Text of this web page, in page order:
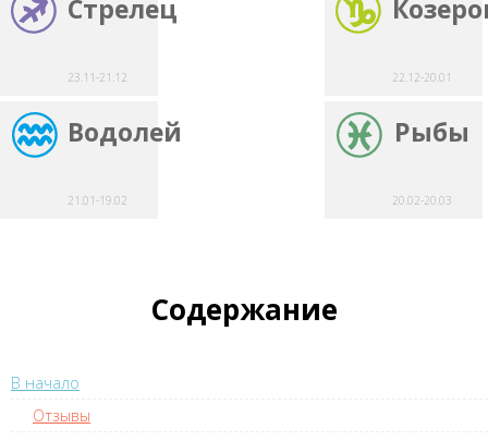
Стрелец
23.11-21.12 22.12-20.01
Водолей
21.01-19.02
Рыбы
20.02-20.03
Содержание
В начало
Отзывы